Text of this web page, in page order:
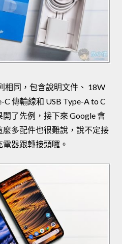
相同，包含說明文件、 18W
傳輸線和 USB Type-A to C
了先例，接下來 Google 會
多配件也很難說，說不定接
器跟轉接頭囉。